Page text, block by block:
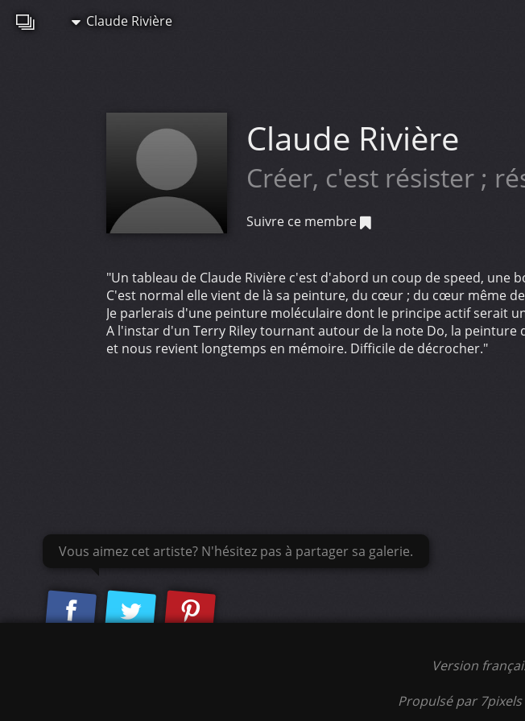
Claude Rivière
Claude Rivière
Créer, c'est résister ;
Suivre ce membre
"Un tableau de Claude Rivière c'est d'abord un coup de speed, une
C'est normal elle vient de là sa peinture, du cœur ; du cœur même
Je parlerais d'une peinture moléculaire dont le principe actif serait
A l'instar d'un Terry Riley tournant autour de la note Do, la peinture
et nous revient longtemps en mémoire. Difficile de décrocher."
Vous aimez cet artiste? N'hésitez pas à partager sa galerie.
Version
Propulsé par 7pixels